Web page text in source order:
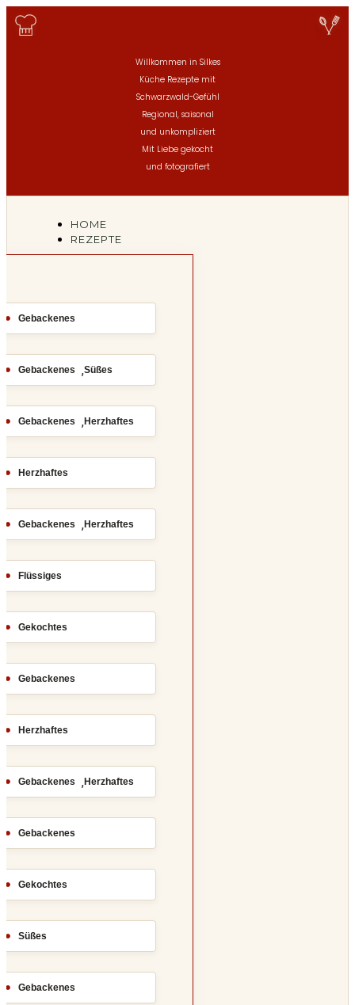
Willkommen in Silkes
Küche Rezepte mit
Schwarzwald-Gefühl
Regional, saisonal
und unkompliziert
Mit Liebe gekocht
und fotografiert
HOME
REZEPTE
Gebackenes
Gebackenes ,Süßes
Gebackenes ,Herzhaftes
Herzhaftes
Gebackenes ,Herzhaftes
Flüssiges
Gekochtes
Gebackenes
Herzhaftes
Gebackenes ,Herzhaftes
Gebackenes
Gekochtes
Süßes
Gebackenes